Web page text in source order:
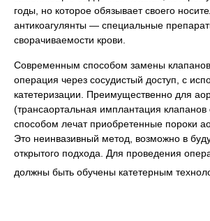
годы, но которое обязывает своего
антикоагулянты — специальные
сворачиваемости крови.
Современным способом замены
операция через сосудистый доступ, с
катетеризации. Преимущественно для
(трансаортальная имплантация
способом лечат приобретенные пороки
Это неинвазивный метод, возможно в
открытого подхода. Для проведения
должны быть обучены катетерным